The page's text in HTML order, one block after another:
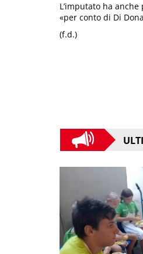
L’imputato ha
«per conto di Di
(f.d.)